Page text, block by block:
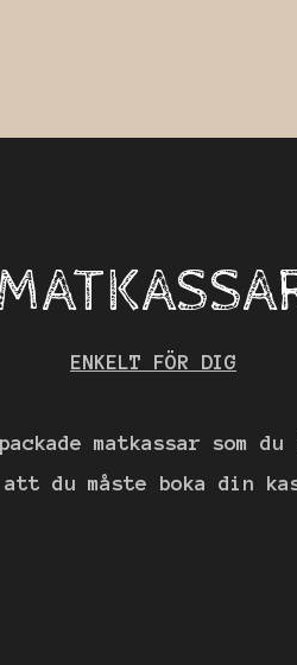
ENKELT FÖR DIG
matkassar som
att du måste boka din